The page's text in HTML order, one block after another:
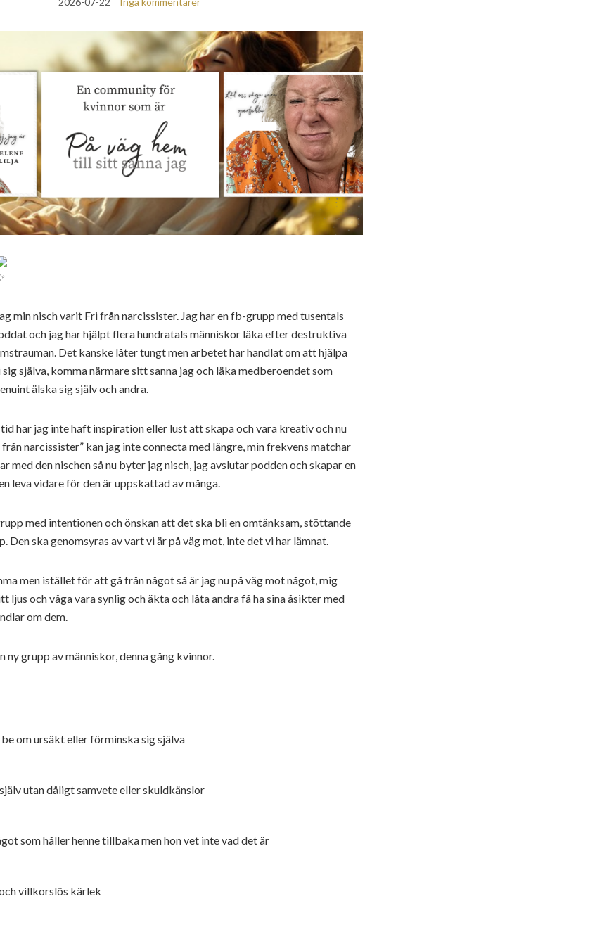
min nisch varit Fri från narcissister. Jag har en fb-grupp med tusentals
och jag har hjälpt flera hundratals människor läka efter destruktiva
Det kanske låter tungt men arbetet har handlat om att hjälpa
själva, komma närmare sitt sanna jag och läka medberoendet som
älska sig själv och andra.
har jag inte haft inspiration eller lust att skapa och vara kreativ och nu
narcissister” kan jag inte connecta med längre, min frekvens matchar
med den nischen så nu byter jag nisch, jag avslutar podden och skapar en
leva vidare för den är uppskattad av många.
med intentionen och önskan att det ska bli en omtänksam, stöttande
Den ska genomsyras av vart vi är på väg mot, inte det vi har lämnat.
men istället för att gå från något så är jag nu på väg mot något, mig
ljus och våga vara synlig och äkta och låta andra få ha sina åsikter med
om dem.
ny grupp av människor, denna gång kvinnor.
om ursäkt eller förminska sig själva
utan dåligt samvete eller skuldkänslor
som håller henne tillbaka men hon vet inte vad det är
villkorslös kärlek